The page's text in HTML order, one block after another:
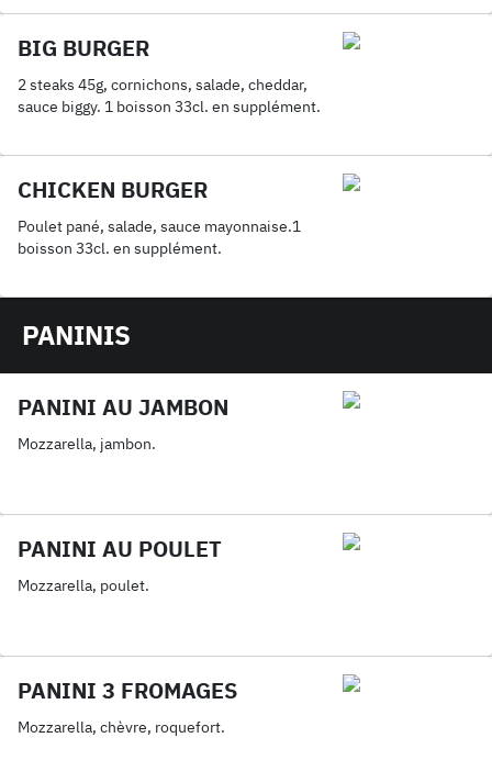
BIG BURGER
2 steaks 45g, cornichons, salade, cheddar,
sauce biggy. 1 boisson 33cl. en supplément.
CHICKEN BURGER
Poulet pané, salade, sauce mayonnaise.1
boisson 33cl. en supplément.
PANINIS
PANINI AU JAMBON
Mozzarella, jambon.
PANINI AU POULET
Mozzarella, poulet.
PANINI 3 FROMAGES
Mozzarella, chèvre, roquefort.